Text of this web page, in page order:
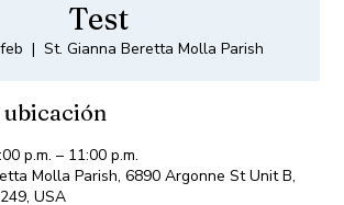
Test
  |
St. Gianna Beretta Molla Parish
p.m. – 11:00 p.m.
Molla Parish, 6890 Argonne St Unit B,
USA